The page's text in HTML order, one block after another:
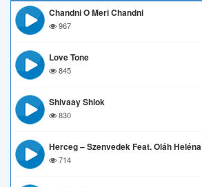
Chandni O Meri Chandni
967
Love Tone
845
Shivaay Shlok
830
Herceg – Szenvedek Feat. Oláh Heléna
714